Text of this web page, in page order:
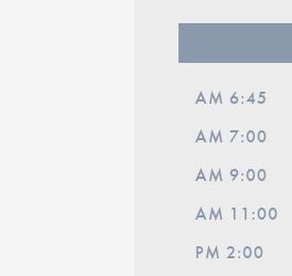
AM 6:45
AM 7:00
AM 9:00
AM 11:00
PM 2:00